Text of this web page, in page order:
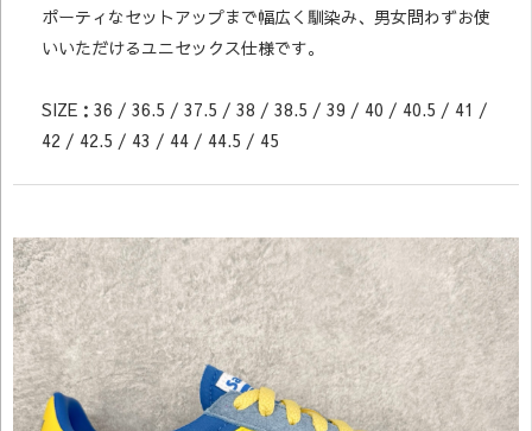
ポーティなセットアップまで幅広く馴染み、男女問わずお使
いいただけるユニセックス仕様です。
SIZE：36 / 36.5 / 37.5 / 38 / 38.5 / 39 / 40 / 40.5 / 41 /
42 / 42.5 / 43 / 44 / 44.5 / 45